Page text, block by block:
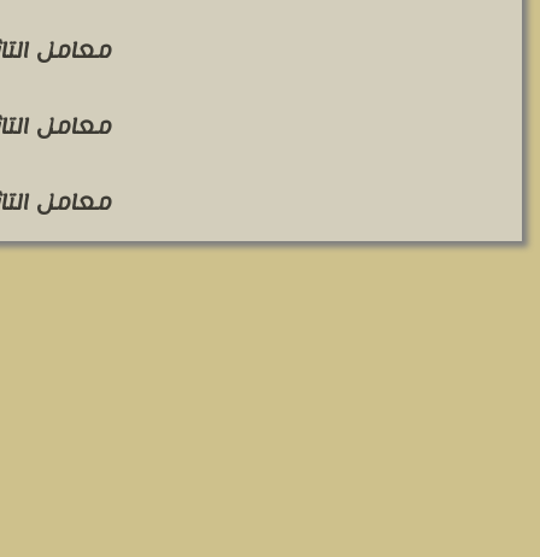
معامل
معامل
معامل